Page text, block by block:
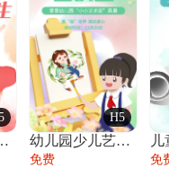
训学校招生宣传
H5
幼儿园少儿艺术展览绘画展摄影作品展美术展
免费 免